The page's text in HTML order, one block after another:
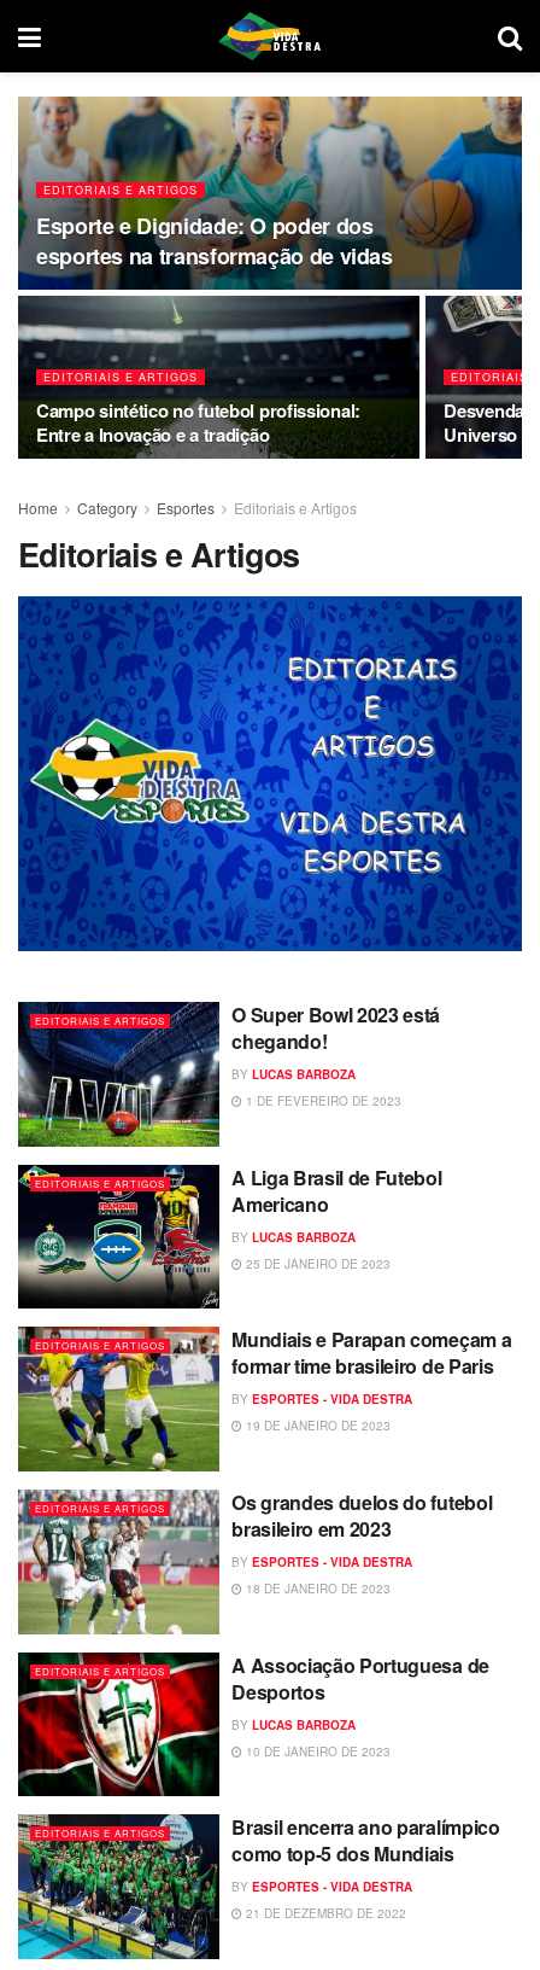
EDITORIAIS E ARTIGOS
Esporte e Dignidade: O poder dos
esportes na transformação de vidas
EDITORIAIS E ARTIGOS
Campo sintético no futebol profissional:
Entre a Inovação e a tradição
EDITORIAIS
Universo
Home Category Esportes Editoriais e Artigos
Editoriais e Artigos
EDITORIAIS E ARTIGOS
O Super Bowl 2023 está
chegando!
BY LUCAS BARBOZA
1 DE FEVEREIRO DE 2023
EDITORIAIS E ARTIGOS
A Liga Brasil de Futebol
Americano
BY LUCAS BARBOZA
25 DE JANEIRO DE 2023
EDITORIAIS E ARTIGOS
Mundiais e Parapan começam a
formar time brasileiro de Paris
BY ESPORTES - VIDA DESTRA
19 DE JANEIRO DE 2023
EDITORIAIS E ARTIGOS
Os grandes duelos do futebol
brasileiro em 2023
BY ESPORTES - VIDA DESTRA
18 DE JANEIRO DE 2023
EDITORIAIS E ARTIGOS
A Associação Portuguesa de
Desportos
BY LUCAS BARBOZA
10 DE JANEIRO DE 2023
EDITORIAIS E ARTIGOS
Brasil encerra ano paralímpico
como top-5 dos Mundiais
BY ESPORTES - VIDA DESTRA
21 DE DEZEMBRO DE 2022